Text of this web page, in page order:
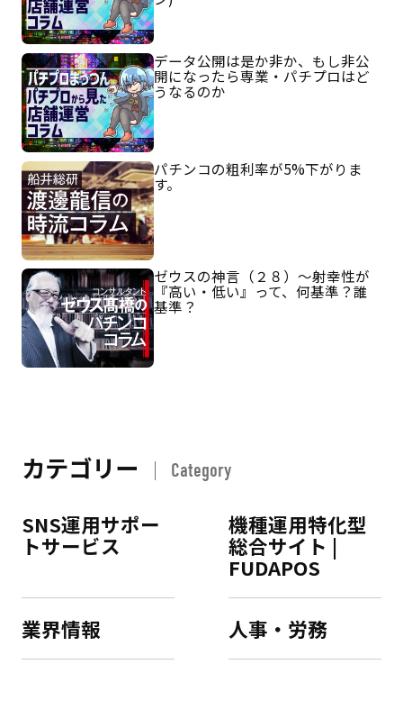
データ公開は是か非か、もし非公
開になったら専業・パチプロはど
うなるのか
パチンコの粗利率が5%下がりま
す。
ゼウスの神言（２８）～射幸性が
『高い・低い』って、何基準？誰
基準？
カテゴリー Category
SNS運用サポー
トサービス
機種運用特化型
総合サイト |
FUDAPOS
業界情報 人事・労務